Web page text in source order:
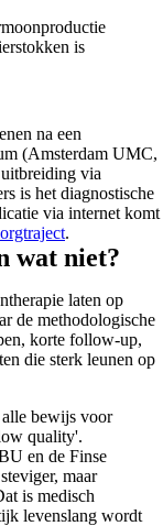
is
na een
(Amsterdam UMC,
via
is het diagnostische
via internet komt
.
wat niet?
laten op
de methodologische
korte follow-up,
die sterk leunen op
alle bewijs voor
quality'.
en de Finse
maar
is medisch
levenslang wordt